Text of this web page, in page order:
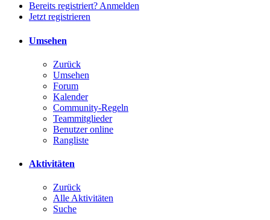
Bereits registriert? Anmelden
Jetzt registrieren
Umsehen
Zurück
Umsehen
Forum
Kalender
Community-Regeln
Teammitglieder
Benutzer online
Rangliste
Aktivitäten
Zurück
Alle Aktivitäten
Suche